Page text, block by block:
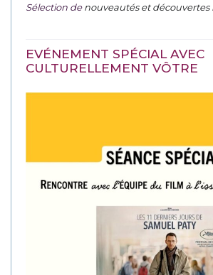
Sélection denouveautés et découvertes
EVÉNEMENT SPÉCIAL AVEC
CULTURELLEMENT VÔTRE